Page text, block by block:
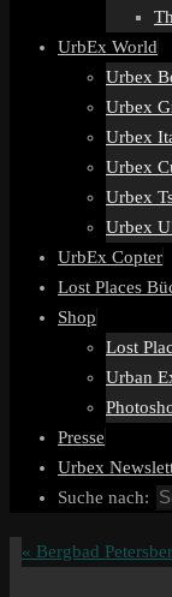
UrbEx World
Urbex
Urbex
Urbex
Urbex
Urbex
Urbex
UrbEx Copter
Lost Places
Shop
Lost
Urban
Presse
Urbex
Suche nach:
« Bergbad